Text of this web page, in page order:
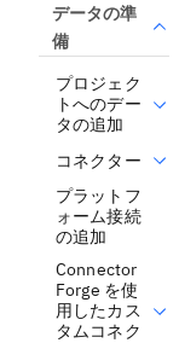
データの準
備
プロジェク
トへのデー
タの追加
コネクター
プラットフ
ォーム接続
の追加
Connector
Forge を使
用したカス
タムコネク